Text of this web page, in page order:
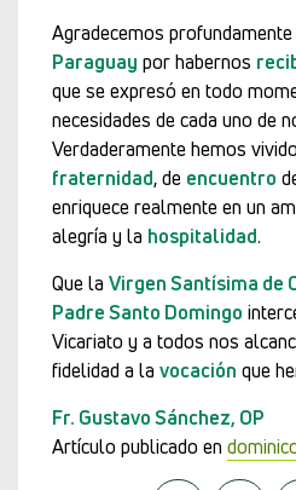
Agradecemos
Paraguay por habernos
que se expresó en todo
necesidades de cada uno de
Verdaderamente hemos
fraternidad, de encuentro
enriquece realmente en un
alegría y la hospitalidad.
Que la Virgen Santísima de
Padre Santo Domingo
Vicariato y a todos nos
fidelidad a la vocación que
Fr. Gustavo Sánchez, OP
Artículo publicado en